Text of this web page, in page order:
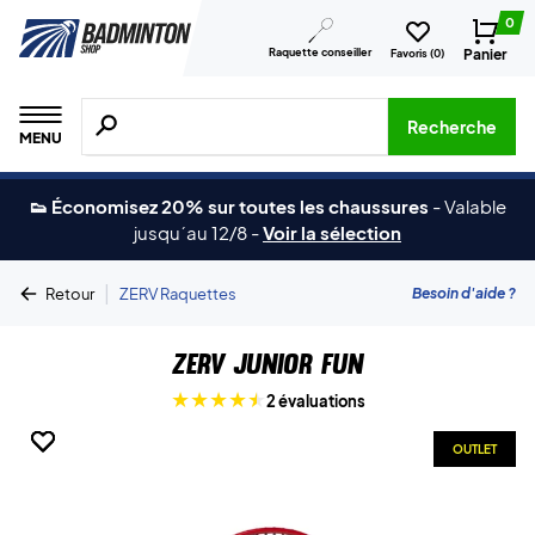
Raquette conseiller Favoris (0)
0
Panier
MENU
Recherche de produits, de marques, etc.
Recherche
👟 Économisez 20% sur toutes les chaussures -Valable
jusqu´au 12/8 -Voir la sélection
Retour | ZERV Raquettes Besoin d'aide ?
ZERV Junior Fun
2 évaluations
OUTLET
OUTLET
OUTLET
OUTLET